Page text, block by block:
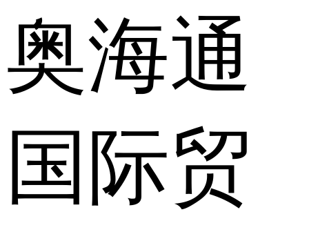
奥海通
国际贸